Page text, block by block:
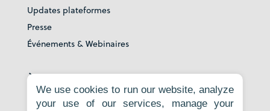
Updates plateformes
Presse
Événements & Webinaires
À propos
À propos
We use cookies to run our website, analyze
your use of our services, manage your